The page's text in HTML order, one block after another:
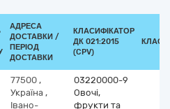
АДРЕСА
ДОСТАВКИ /
ПЕРІОД
ДОСТАВКИ
КЛАСИФІКАТОР
ДК 021:2015
(CPV)
77500 ,
Україна ,
Івано-
03220000-9
Овочі,
фрукти та